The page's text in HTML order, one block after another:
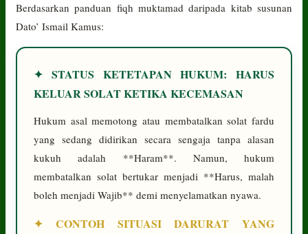
Berdasarkan panduan fiqh muktamad daripada kitab susunan
Dato’ Ismail Kamus:
✦ STATUS KETETAPAN HUKUM: HARUS
KELUAR SOLAT KETIKA KECEMASAN
Hukum asal memotong atau membatalkan solat fardu
yang sedang didirikan secara sengaja tanpa alasan
kukuh adalah **Haram**. Namun, hukum
membatalkan solat bertukar menjadi **Harus, malah
boleh menjadi Wajib** demi menyelamatkan nyawa.
✦ CONTOH SITUASI DARURAT YANG